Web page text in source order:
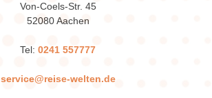
Von-Coels-Str. 45
52080 Aachen
Tel: 0241 557777
service@reise-welten.de